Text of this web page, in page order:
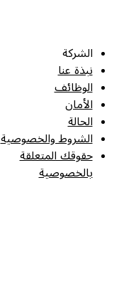
الشركة
نبذة عنا
الوظائف
الأمان
الحالة
الشروط والخصوصية
حقوقك المتعلقة
بالخصوصية